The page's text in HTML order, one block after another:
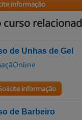
informação
curso
de Unhas de Gel
informação
de Barbeiro